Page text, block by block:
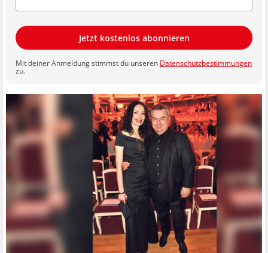
Jetzt kostenlos abonnieren
Mit deiner Anmeldung stimmst du unseren Datenschutzbestimmungen
zu.